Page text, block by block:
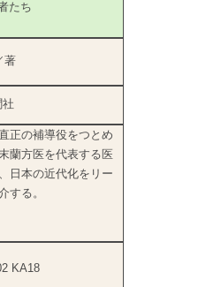
たち
著
社
正の補導役をつとめ
蘭方医を代表する医
日本の近代化をリー
する。
KA18